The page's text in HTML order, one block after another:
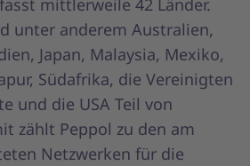
unter anderem Australien,
Japan, Malaysia, Mexiko,
Südafrika, die Vereinigten
und die USA Teil von
zählt Peppol zu den am
Netzwerken für die